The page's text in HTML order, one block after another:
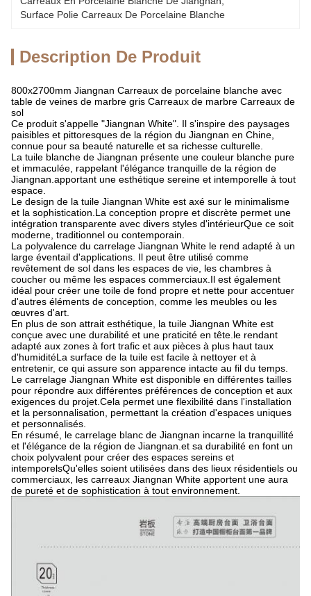
Surface Polie Carreaux De Porcelaine Blanche
Description De Produit
800x2700mm Jiangnan Carreaux de porcelaine blanche avec
table de veines de marbre gris Carreaux de marbre Carreaux de
sol
Ce produit s'appelle "Jiangnan White". Il s'inspire des paysages
paisibles et pittoresques de la région du Jiangnan en Chine,
connue pour sa beauté naturelle et sa richesse culturelle.
La tuile blanche de Jiangnan présente une couleur blanche pure
et immaculée, rappelant l'élégance tranquille de la région de
Jiangnan.apportant une esthétique sereine et intemporelle à tout
espace.
Le design de la tuile Jiangnan White est axé sur le minimalisme
et la sophistication.La conception propre et discrète permet une
intégration transparente avec divers styles d'intérieurQue ce soit
moderne, traditionnel ou contemporain.
La polyvalence du carrelage Jiangnan White le rend adapté à un
large éventail d'applications. Il peut être utilisé comme
revêtement de sol dans les espaces de vie, les chambres à
coucher ou même les espaces commerciaux.Il est également
idéal pour créer une toile de fond propre et nette pour accentuer
d'autres éléments de conception, comme les meubles ou les
œuvres d'art.
En plus de son attrait esthétique, la tuile Jiangnan White est
conçue avec une durabilité et une praticité en tête.le rendant
adapté aux zones à fort trafic et aux pièces à plus haut taux
d'humiditéLa surface de la tuile est facile à nettoyer et à
entretenir, ce qui assure son apparence intacte au fil du temps.
Le carrelage Jiangnan White est disponible en différentes tailles
pour répondre aux différentes préférences de conception et aux
exigences du projet.Cela permet une flexibilité dans l'installation
et la personnalisation, permettant la création d'espaces uniques
et personnalisés.
En résumé, le carrelage blanc de Jiangnan incarne la tranquillité
et l'élégance de la région de Jiangnan.et sa durabilité en font un
choix polyvalent pour créer des espaces sereins et
intemporelsQu'elles soient utilisées dans des lieux résidentiels ou
commerciaux, les carreaux Jiangnan White apportent une aura
de pureté et de sophistication à tout environnement.